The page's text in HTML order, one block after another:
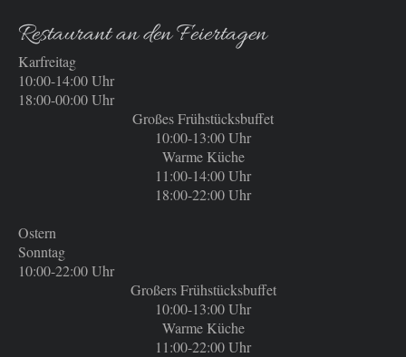
Restaurant an den Feiertagen
Karfreitag
10:00-14:00 Uhr
18:00-00:00 Uhr
Großes Frühstücksbuffet
10:00-13:00 Uhr
Warme Küche
11:00-14:00 Uhr
18:00-22:00 Uhr
Ostern
Sonntag
10:00-22:00 Uhr
Großers Frühstücksbuffet
10:00-13:00 Uhr
Warme Küche
11:00-22:00 Uhr